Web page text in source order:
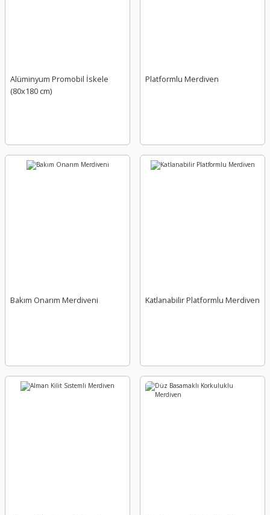
Alüminyum Promobil İskele
(80x180 cm)
Platformlu Merdiven
Bakım Onarım Merdiveni Katlanabilir Platformlu Merdiven